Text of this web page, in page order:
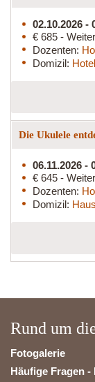
02.10.2026 -
€ 685 -
Dozenten:
Domizil:
Die Ukulele
06.11.2026 -
€ 645 -
Dozenten:
Domizil:
Rund um
Fotogalerie
Häufige Fragen -